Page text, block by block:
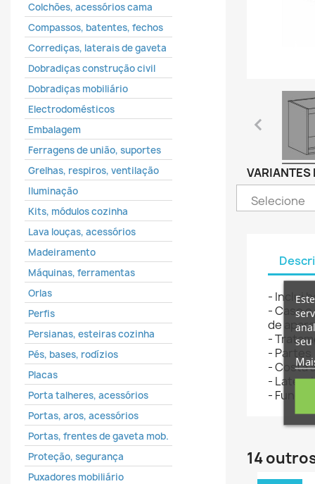
add_circle_outline
É
Colchões, acessórios cama
Compassos, batentes, fechos
Corrediças, laterais de gaveta
Dobradiças construção civil
Dobradiças mobiliário
Electrodomésticos
Embalagem
Ferragens de união, suportes
Grelhas, respiros, ventilação
Iluminação
Kits, módulos cozinha
Lava louças, acessórios
Madeiramento
Máquinas, ferramentas
Orlas
Perfis
Persianas, esteiras cozinha
Pés, bases, rodízios
Placas
Porta talheres, acessórios
Portas, aros, acessórios
Portas, frentes de gaveta mob.
Proteção, segurança
Puxadores mobiliário
VARIANTES
- Inclui
- Caso
de
-
- Partes
- Costa
-
- Fundo
14
seu